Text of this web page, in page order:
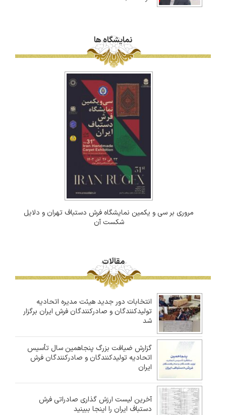
نمایشگاه ها
مروری بر سی و یکمین نمایشگاه فرش دستباف تهران و دلایل
شکست آن
مقالات
انتخابات دور جدید هیئت مدیره اتحادیه
تولیدکنندگان و صادرکنندگان فرش ایران برگزار
شد
گزارش ضیافت بزرگ پنجاهمین سال تأسیس
اتحادیه تولیدکنندگان و صادرکنندگان فرش
ایران
آخرین لیست ارزش گذاری صادراتی فرش
دستباف ایران را اینجا ببینید